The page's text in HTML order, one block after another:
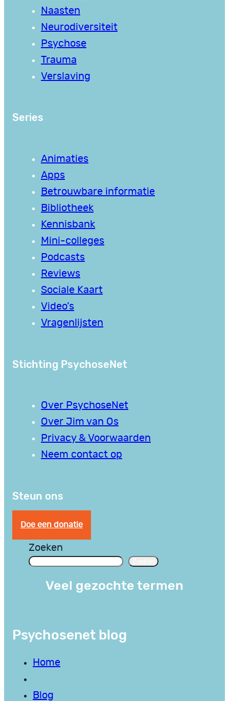
Naasten
Neurodiversiteit
Psychose
Trauma
Verslaving
Series
Animaties
Apps
Betrouwbare informatie
Bibliotheek
Kennisbank
Mini-colleges
Podcasts
Reviews
Sociale Kaart
Video’s
Vragenlijsten
Stichting PsychoseNet
Over PsychoseNet
Over Jim van Os
Privacy & Voorwaarden
Neem contact op
Steun ons
Doe een donatie
Zoeken
Veel gezochte termen
Psychosenet blog
Home
Blog